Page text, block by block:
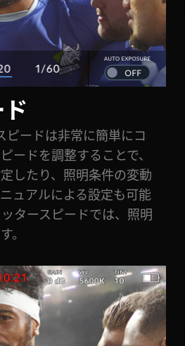
ピードは非常に簡単にコ
ードを調整することで、
したり、照明条件の変動
ュアルによる設定も可能
タースピードでは、照明
。